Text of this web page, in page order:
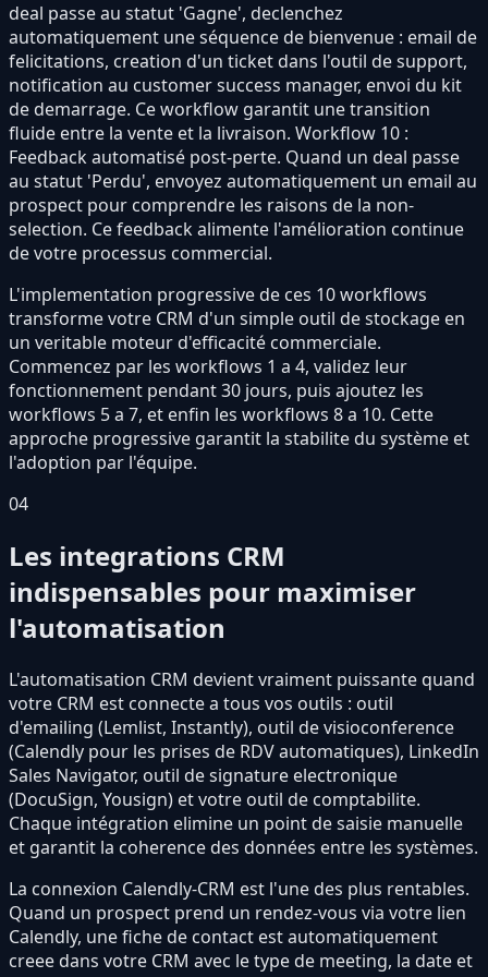
deal passe au statut 'Gagne', declenchez
automatiquement une séquence de bienvenue : email de
felicitations, creation d'un ticket dans l'outil de support,
notification au customer success manager, envoi du kit
de demarrage. Ce workflow garantit une transition
fluide entre la vente et la livraison. Workflow 10 :
Feedback automatisé post-perte. Quand un deal passe
au statut 'Perdu', envoyez automatiquement un email au
prospect pour comprendre les raisons de la non-
selection. Ce feedback alimente l'amélioration continue
de votre processus commercial.
L'implementation progressive de ces 10 workflows
transforme votre CRM d'un simple outil de stockage en
un veritable moteur d'efficacité commerciale.
Commencez par les workflows 1 a 4, validez leur
fonctionnement pendant 30 jours, puis ajoutez les
workflows 5 a 7, et enfin les workflows 8 a 10. Cette
approche progressive garantit la stabilite du système et
l'adoption par l'équipe.
04
Les integrations CRM
indispensables pour maximiser
l'automatisation
L'automatisation CRM devient vraiment puissante quand
votre CRM est connecte a tous vos outils : outil
d'emailing (Lemlist, Instantly), outil de visioconference
(Calendly pour les prises de RDV automatiques), LinkedIn
Sales Navigator, outil de signature electronique
(DocuSign, Yousign) et votre outil de comptabilite.
Chaque intégration elimine un point de saisie manuelle
et garantit la coherence des données entre les systèmes.
La connexion Calendly-CRM est l'une des plus rentables.
Quand un prospect prend un rendez-vous via votre lien
Calendly, une fiche de contact est automatiquement
creee dans votre CRM avec le type de meeting, la date et